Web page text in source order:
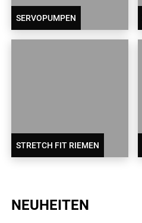
SERVOPUMPEN
STRETCH FIT RIEMEN
NEUHEITEN